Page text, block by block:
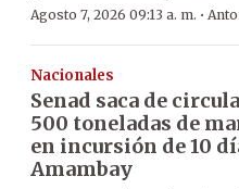
Agosto 7, 2026 09:13 a. m. ·
Nacionales
Senad saca de
500 toneladas de
en incursión de 10
Amambay